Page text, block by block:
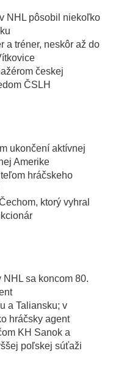
NHL pôsobil niekoľko
a tréner, neskôr až do
českej
ČSLH
ukončení aktívnej
Amerike
hráčskeho
ktorý vyhral
sa koncom 80.
a Taliansku; v
hráčsky agent
KH Sanok a
poľskej súťaži